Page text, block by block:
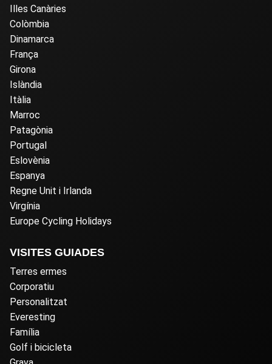
Illes Canàries
Colòmbia
Dinamarca
França
Girona
Islàndia
Itàlia
Marroc
Patagònia
Portugal
Eslovènia
Espanya
Regne Unit i Irlanda
Virgínia
Europe Cycling Holidays
VISITES GUIADES
Terres ermes
Corporatiu
Personalitzat
Everesting
Família
Golf i bicicleta